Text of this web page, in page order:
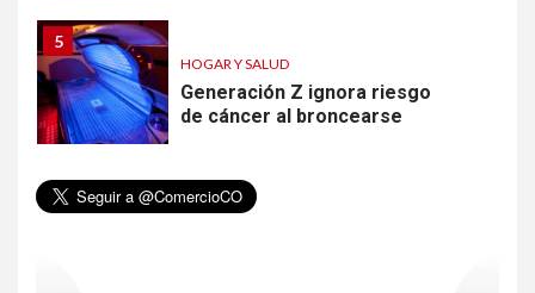
5
HOGAR Y SALUD
Generación Z ignora riesgo
de cáncer al broncearse
6